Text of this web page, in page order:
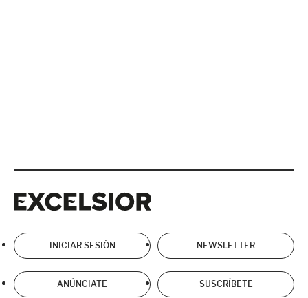
INICIAR SESIÓN NEWSLETTER
ANÚNCIATE SUSCRÍBETE